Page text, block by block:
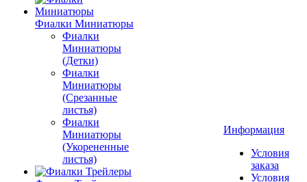
Фиалки Миниатюры
Фиалки
Миниатюры
(Детки)
Фиалки
Миниатюры
(Срезанные
листья)
Фиалки
Миниатюры
(Укорененные
листья)
Информация
Условия
заказа
Условия